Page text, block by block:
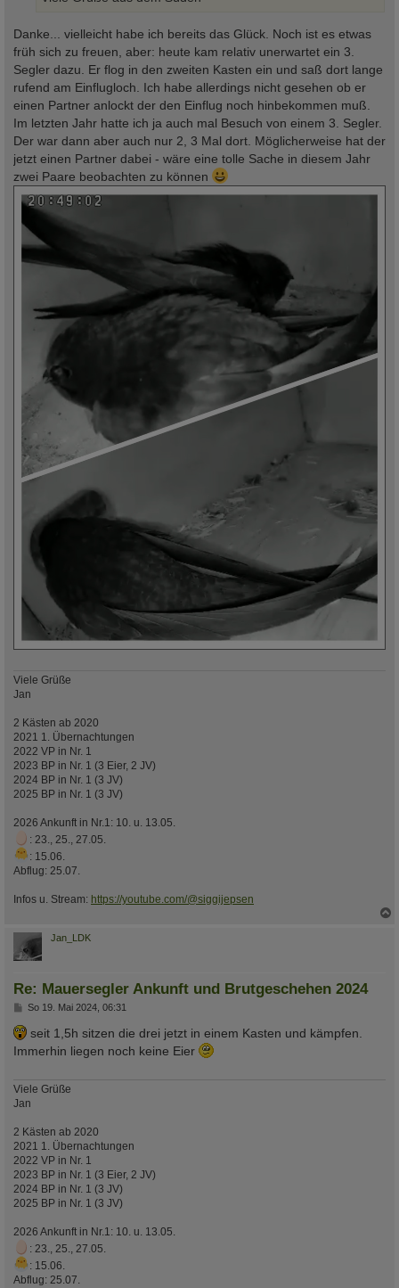
Danke... vielleicht habe ich bereits das Glück. Noch ist es etwas
früh sich zu freuen, aber: heute kam relativ unerwartet ein 3.
Segler dazu. Er flog in den zweiten Kasten ein und saß dort lange
rufend am Einflugloch. Ich habe allerdings nicht gesehen ob er
einen Partner anlockt der den Einflug noch hinbekommen muß.
Im letzten Jahr hatte ich ja auch mal Besuch von einem 3. Segler.
Der war dann aber auch nur 2, 3 Mal dort. Möglicherweise hat der
jetzt einen Partner dabei - wäre eine tolle Sache in diesem Jahr
zwei Paare beobachten zu können
Viele Grüße
Jan
2 Kästen ab 2020
2021 1. Übernachtungen
2022 VP in Nr. 1
2023 BP in Nr. 1 (3 Eier, 2 JV)
2024 BP in Nr. 1 (3 JV)
2025 BP in Nr. 1 (3 JV)
2026 Ankunft in Nr.1: 10. u. 13.05.
: 23., 25., 27.05.
: 15.06.
Abflug: 25.07.
Infos u. Stream: https://youtube.com/@siggijepsen
Jan_LDK
Re: Mauersegler Ankunft und Brutgeschehen 2024
B
i
t
r
So 19. Mai 2024, 06:31
seit 1,5h sitzen die drei jetzt in einem Kasten und kämpfen.
Immerhin liegen noch keine Eier
Viele Grüße
Jan
2 Kästen ab 2020
2021 1. Übernachtungen
2022 VP in Nr. 1
2023 BP in Nr. 1 (3 Eier, 2 JV)
2024 BP in Nr. 1 (3 JV)
2025 BP in Nr. 1 (3 JV)
2026 Ankunft in Nr.1: 10. u. 13.05.
: 23., 25., 27.05.
: 15.06.
Abflug: 25.07.